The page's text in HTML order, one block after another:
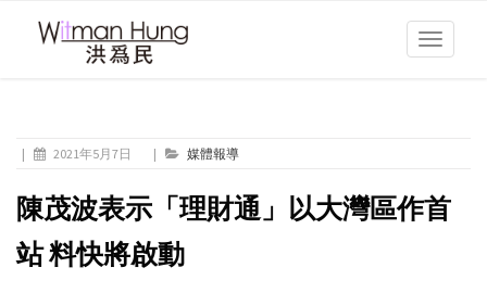
Toggle
| 2021年5月7日 | 媒體報導
陳茂波表示「理財通」以大灣區作首
站 料快將啟動